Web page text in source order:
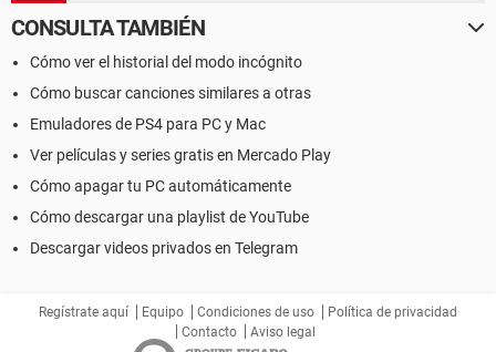
CONSULTA TAMBIÉN
Cómo ver el historial del modo incógnito
Cómo buscar canciones similares a otras
Emuladores de PS4 para PC y Mac
Ver películas y series gratis en Mercado Play
Cómo apagar tu PC automáticamente
Cómo descargar una playlist de YouTube
Descargar videos privados en Telegram
Regístrate aquí Equipo Condiciones de uso
Política de privacidad
Contacto
Aviso legal